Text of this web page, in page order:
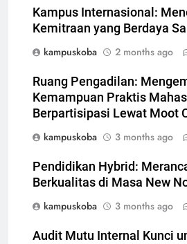
Kampus Internasional:
Kemitraan yang Berdaya
kampuskoba
2 months ago
Ruang Pengadilan:
Kemampuan Praktis
Berpartisipasi Lewat Moot
kampuskoba
3 months ago
Pendidikan Hybrid:
Berkualitas di Masa New
kampuskoba
3 months ago
Audit Mutu Internal Kunci